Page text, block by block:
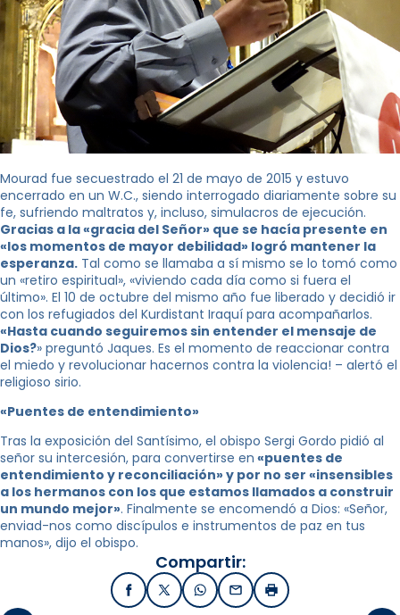
Mourad fue secuestrado el 21 de mayo de 2015 y estuvo
encerrado en un W.C., siendo interrogado diariamente sobre su
fe, sufriendo maltratos y, incluso, simulacros de ejecución.
Gracias a la «gracia del Señor» que se hacía presente en
«los momentos de mayor debilidad» logró mantener la
esperanza. Tal como se llamaba a sí mismo se lo tomó como
un «retiro espiritual», «viviendo cada día como si fuera el
último». El 10 de octubre del mismo año fue liberado y decidió ir
con los refugiados del Kurdistant Iraquí para acompañarlos.
«Hasta cuando seguiremos sin entender el mensaje de
Dios?» preguntó Jaques. Es el momento de reaccionar contra
el miedo y revolucionar hacernos contra la violencia! – alertó el
religioso sirio.
«Puentes de entendimiento»
Tras la exposición del Santísimo, el obispo Sergi Gordo pidió al
señor su intercesión, para convertirse en «puentes de
entendimiento y reconciliación» y por no ser «insensibles
a los hermanos con los que estamos llamados a construir
un mundo mejor». Finalmente se encomendó a Dios: «Señor,
enviad-nos como discípulos e instrumentos de paz en tus
manos», dijo el obispo.
Compartir:
FacebookX / TwitterWhatsApp
EmailImprimir